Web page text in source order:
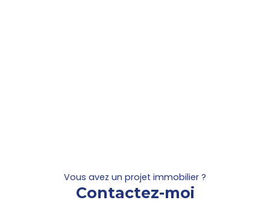
Vous avez un projet immobilier ?
Contactez-moi